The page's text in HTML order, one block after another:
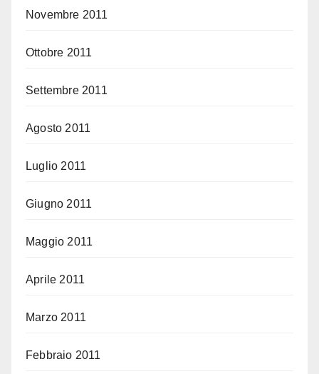
Novembre 2011
Ottobre 2011
Settembre 2011
Agosto 2011
Luglio 2011
Giugno 2011
Maggio 2011
Aprile 2011
Marzo 2011
Febbraio 2011